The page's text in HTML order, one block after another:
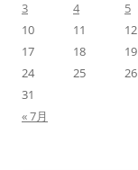
3 4 5
10
11 12
17
18 19
24
25 26
31
« 7月